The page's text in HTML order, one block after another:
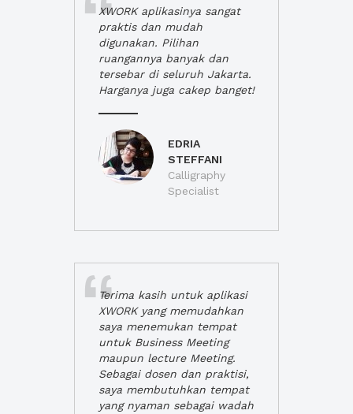
XWORK aplikasinya sangat
praktis dan mudah
digunakan. Pilihan
ruangannya banyak dan
tersebar di seluruh Jakarta.
Harganya juga cakep banget!
EDRIA
STEFFANI
Calligraphy
Specialist
Terima kasih untuk aplikasi
XWORK yang memudahkan
saya menemukan tempat
untuk Business Meeting
maupun lecture Meeting.
Sebagai dosen dan praktisi,
saya membutuhkan tempat
yang nyaman sebagai wadah